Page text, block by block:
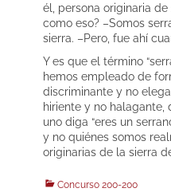
él, persona originaria
como eso? –Somos
sierra. –Pero, fue ahí
Y es que el término
hemos empleado de
discriminante y no
hiriente y no
uno diga “eres un
y no quiénes somos
originarias de la sierra
Categories
Concurso 200-200